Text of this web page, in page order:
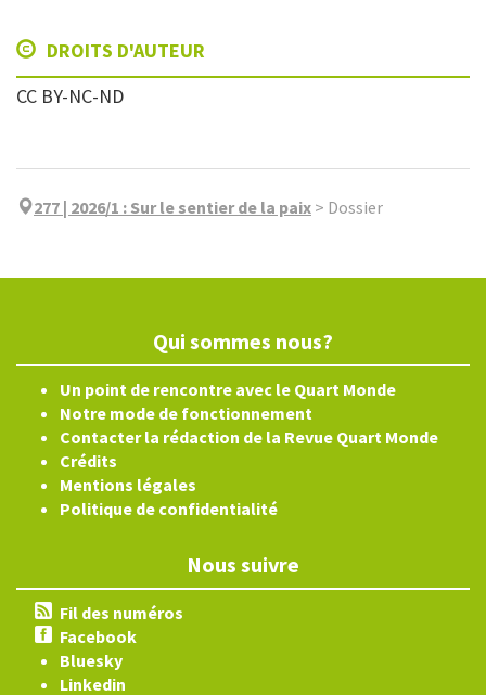
DROITS D'AUTEUR
CC BY-NC-ND
277 | 2026/1 : Sur le sentier de la paix > Dossier
Qui sommes nous?
Un point de rencontre avec le Quart Monde
Notre mode de fonctionnement
Contacter la rédaction de la Revue Quart Monde
Crédits
Mentions légales
Politique de confidentialité
Nous suivre
Fil des numéros
Facebook
Bluesky
Linkedin